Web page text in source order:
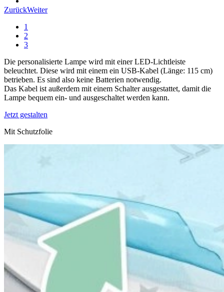
ZurückWeiter
1
2
3
Die personalisierte Lampe wird mit einer LED-Lichtleiste
beleuchtet. Diese wird mit einem ein USB-Kabel (Länge: 115 cm)
betrieben. Es sind also keine Batterien notwendig.
Das Kabel ist außerdem mit einem Schalter ausgestattet, damit die
Lampe bequem ein- und ausgeschaltet werden kann.
Jetzt gestalten
Mit Schutzfolie